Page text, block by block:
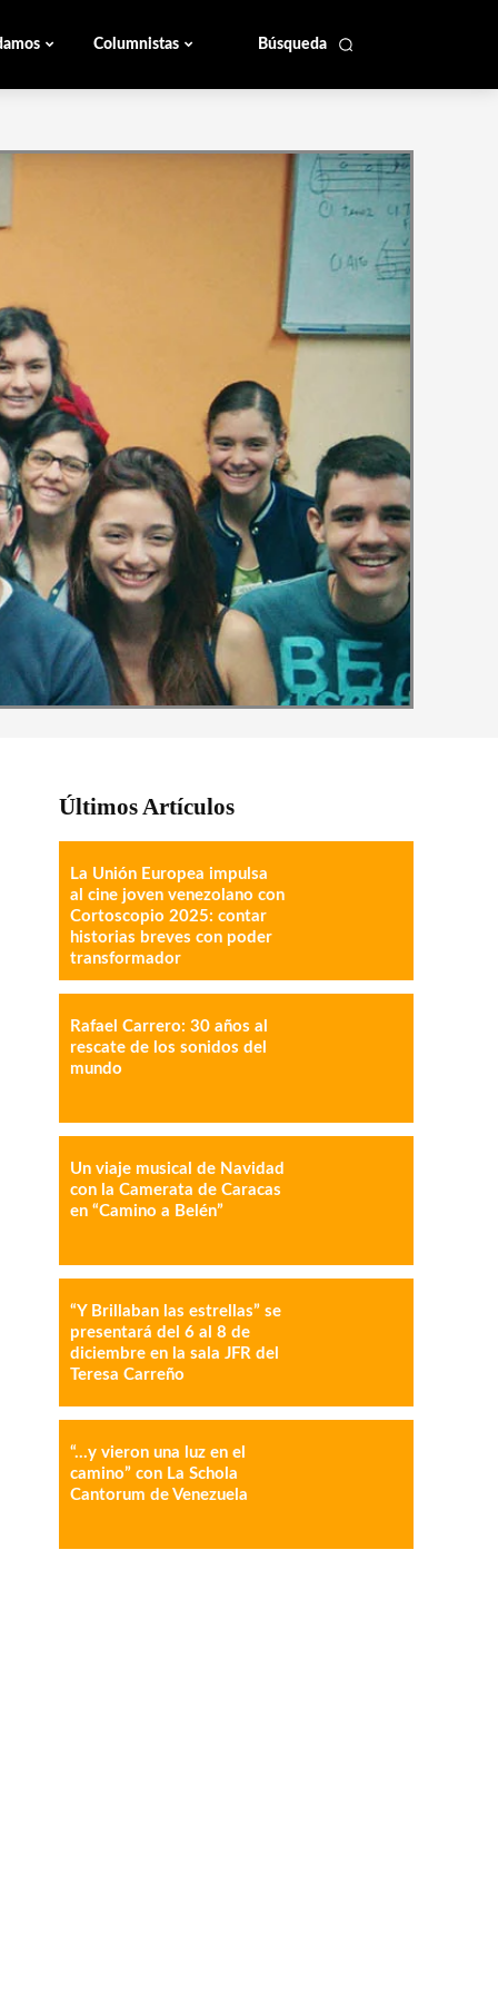
Búsqueda
Columnistas
IMPRESIÓN COPY URL
Últimos Artículos
La Unión Europea impulsa
al cine joven venezolano con
Cortoscopio 2025: contar
historias breves con poder
transformador
Rafael Carrero: 30 años al
rescate de los sonidos del
mundo
Un viaje musical de Navidad
con la Camerata de Caracas
en “Camino a Belén”
“Y Brillaban las estrellas” se
presentará del 6 al 8 de
diciembre en la sala JFR del
Teresa Carreño
“…y vieron una luz en el
camino” con La Schola
Cantorum de Venezuela